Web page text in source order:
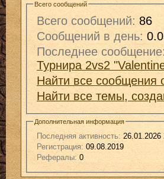
Всего сообщений
Всего сообщений:86
Сообщений в день:
Последнее сообщение:
Турнира 2vs2
Найти все сообщения
Найти все темы,
Дополнительная информация
Последняя активность: 26.01.2026
Регистрация: 09.08.2019
Рефералы:0